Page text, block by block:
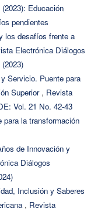
Educación
pendientes
los desafíos frente a
Electrónica Diálogos
Servicio. Puente para
Superior , Revista
Vol. 21 No. 42-43
para la transformación
de Innovación y
Diálogos
Inclusión y Saberes
, Revista